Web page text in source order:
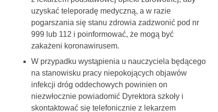
uzyskać teleporadę medyczną, a w razie
pogarszania się stanu zdrowia zadzwonić pod nr
999 lub 112 i poinformować, że mogą być
zakażeni koronawirusem.
W przypadku wystąpienia u nauczyciela będącego
na stanowisku pracy niepokojących objawów
infekcji dróg oddechowych powinien on
niezwłocznie powiadomić Dyrektora szkoły i
skontaktować się telefonicznie z lekarzem